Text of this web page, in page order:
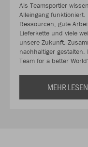
Als Teamsportler
Alleingang funktioniert.
Ressourcen, gute
Lieferkette und viele
unsere Zukunft.
nachhaltiger gestalten.
Team for a better
MEHR LESEN